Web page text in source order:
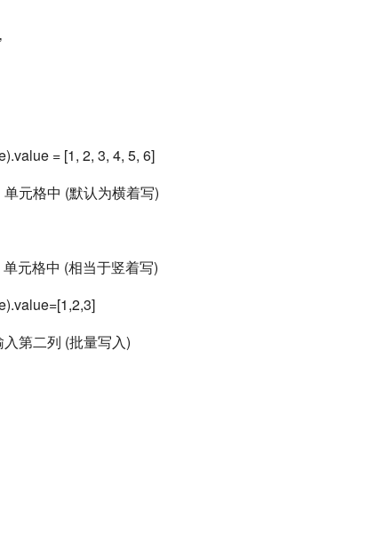
= [1, 2, 3, 4, 5, 6]
元格中 (默认为横着写)
元格中 (相当于竖着写)
第二列 (批量写入)